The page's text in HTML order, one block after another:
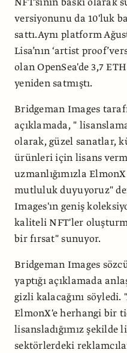
versiyonunu da 10'luk
sattı.Aynı platform
Lisa’nın ‘artist
olan OpenSea'de 3,7
yeniden satmıştı.
Bridgeman Images
açıklamada, "
olarak, güzel sanatlar,
ürünleri için lisans
uzmanlığımızla
mutluluk duyuyoruz"
Images'ın geniş
kaliteli NFT'ler
bir fırsat" sunuyor.
Bridgeman Images
yaptığı açıklamada
gizli kalacağını
ElmonX'e herhangi bir
lisansladığımız şekilde
sektörlerdeki